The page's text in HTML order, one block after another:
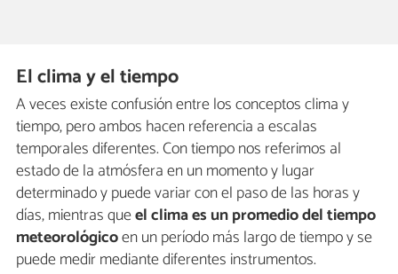
El clima y el tiempo
A veces existe confusión entre los conceptos clima y
tiempo, pero ambos hacen referencia a escalas
temporales diferentes. Con tiempo nos referimos al
estado de la atmósfera en un momento y lugar
determinado y puede variar con el paso de las horas y
días, mientras queel clima es un promedio del tiempo
meteorológicoen un período más largo de tiempo y se
puede medir mediante diferentes instrumentos.